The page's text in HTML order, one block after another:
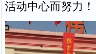
活动中心而努力！